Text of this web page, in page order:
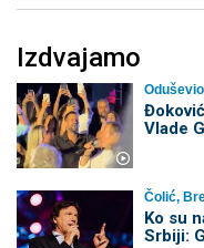
Izdvajamo
Vlade
Čolić,
Ko su
Srbiji: